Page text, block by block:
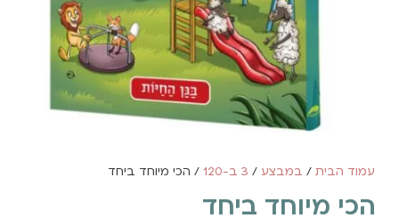
עמוד הבית/ במבצע / 3 ב-120 / הכי מיוחד ביחד
הכי מיוחד ביחד